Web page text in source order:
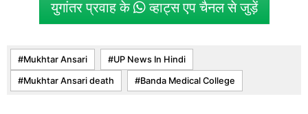
युगांतर प्रवाह के व्हाट्स एप चैनल से जुड़ें
Mukhtar Ansari UP News In Hindi
Mukhtar Ansari death Banda Medical College